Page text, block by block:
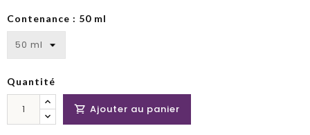
Contenance : 50 ml
Quantité
 Ajouter au panier